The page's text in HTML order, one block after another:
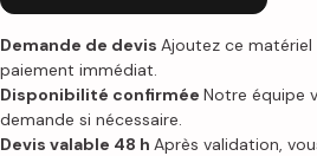
sur
pied
Demande de devis Ajoutez ce
paiement immédiat.
Disponibilité confirmée Notre équipe
demande si nécessaire.
Devis valable 48 h Après validation,